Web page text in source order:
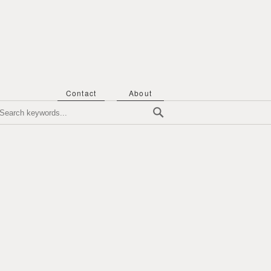
About
Contact